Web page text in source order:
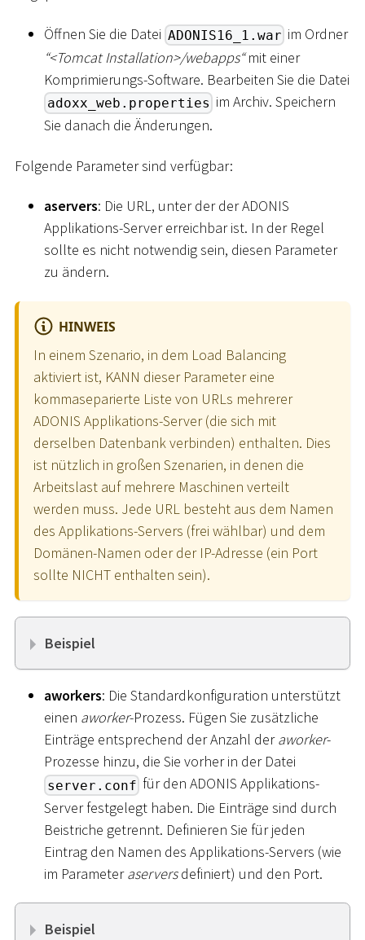
Öffnen Sie die Datei ADONIS16_1.war im Ordner
“<Tomcat Installation>/webapps“mit einer
Komprimierungs-Software. Bearbeiten Sie die Datei
adoxx_web.properties im Archiv. Speichern
Sie danach die Änderungen.
Folgende Parameter sind verfügbar:
aservers: Die URL, unter der der ADONIS
Applikations-Server erreichbar ist. In der Regel
sollte es nicht notwendig sein, diesen Parameter
zu ändern.
HINWEIS
In einem Szenario, in dem Load Balancing
aktiviert ist, KANN dieser Parameter eine
kommaseparierte Liste von URLs mehrerer
ADONIS Applikations-Server (die sich mit
derselben Datenbank verbinden) enthalten. Dies
ist nützlich in großen Szenarien, in denen die
Arbeitslast auf mehrere Maschinen verteilt
werden muss. Jede URL besteht aus dem Namen
des Applikations-Servers (frei wählbar) und dem
Domänen-Namen oder der IP-Adresse (ein Port
sollte NICHT enthalten sein).
Beispiel
aworkers: Die Standardkonfiguration unterstützt
einen aworker-Prozess. Fügen Sie zusätzliche
Einträge entsprechend der Anzahl deraworker-
Prozesse hinzu, die Sie vorher in der Datei
server.conf für den ADONIS Applikations-
Server festgelegt haben. Die Einträge sind durch
Beistriche getrennt. Definieren Sie für jeden
Eintrag den Namen des Applikations-Servers (wie
im Parameteraserversdefiniert) und den Port.
Beispiel